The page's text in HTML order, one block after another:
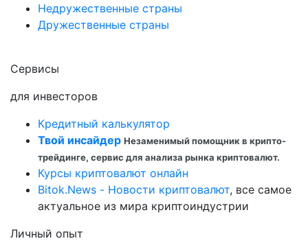
Недружественные страны
Дружественные страны
Сервисы
для инвесторов
Кредитный калькулятор
Твой инсайдер Незаменимый помощник в крипто-
трейдинге, сервис для анализа рынка криптовалют.
Курсы криптовалют онлайн
Bitok.News - Новости криптовалют, все самое
актуальное из мира криптоиндустрии
Личный опыт